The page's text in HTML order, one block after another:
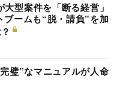
型案件を「断る経営」
ームも“脱・請負”を加
璧”なマニュアルが人命